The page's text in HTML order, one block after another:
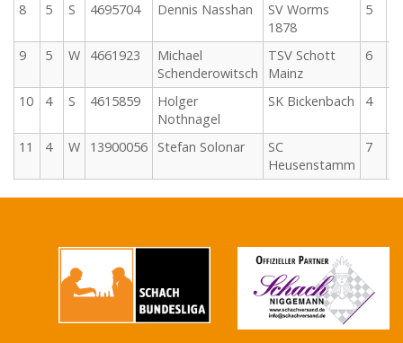
8
5 S 4695704 Dennis Nasshan
SV Worms
1878
5
9
5 W 4661923
Michael
Schenderowitsch
TSV Schott
Mainz
6
10
4 S 4615859
Holger
Nothnagel
SK Bickenbach 4
11
4 W 13900056 Stefan Solonar
SC
Heusenstamm
7